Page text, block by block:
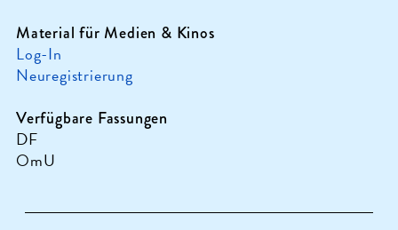
Material für Medien & Kinos
Log-In
Neuregistrierung
Verfügbare Fassungen
DF
OmU